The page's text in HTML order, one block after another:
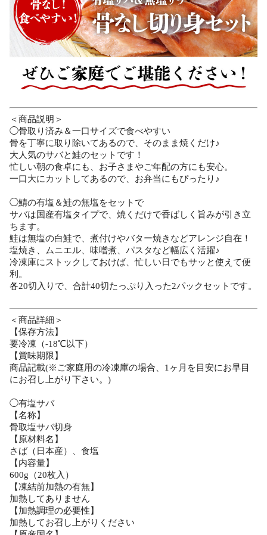
＜商品説明＞
◯骨取り済み＆一口サイズで食べやすい
骨を丁寧に取り除いてあるので、そのまま焼くだけ♪
大人気のサバと鮭のセットです！
忙しい朝の食卓にも、お子さまやご年配の方にも安心。
一口大にカットしてあるので、お弁当にもぴったり♪
◯鯖の有塩＆鮭の無塩をセットで
サバは国産有塩タイプで、焼くだけで香ばしく旨みが引き立
ちます。
鮭は無塩の白鮭で、煮付けやバター焼きなどアレンジ自在！
塩焼き、ムニエル、味噌煮、パスタなど幅広く活躍♪
冷凍庫にストックしておけば、忙しい日でもサッと使えて便
利。
各20切入りで、合計40切たっぷり入った2パックセットです。
＜商品詳細＞
【保存方法】
要冷凍（-18℃以下）
【賞味期限】
商品記載(※ご家庭用の冷凍庫の場合、1ヶ月を目安にお早目
にお召し上がり下さい。)
◯有塩サバ
【名称】
骨取塩サバ切身
【原材料名】
さば（日本産）、食塩
【内容量】
600g（20枚入）
【凍結前加熱の有無】
加熱してありません
【加熱調理の必要性】
加熱してお召し上がりください